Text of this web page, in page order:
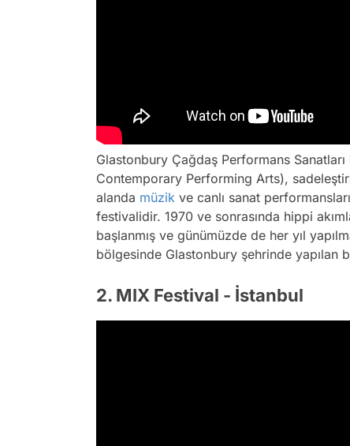
Glastonbury Çağdaş Performans
Contemporary Performing Arts),
alanda müzik ve canlı sanat
festivalidir. 1970 ve sonrasında hippi
başlanmış ve günümüzde de her yıl
bölgesinde Glastonbury şehrinde yapılan
2. MIX Festival - İstanbul